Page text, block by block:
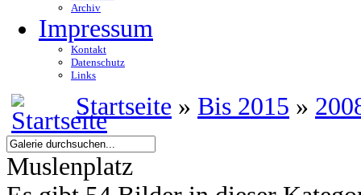
Archiv
Impressum
Kontakt
Datenschutz
Links
Startseite » Bis 2015 »
Muslenplatz